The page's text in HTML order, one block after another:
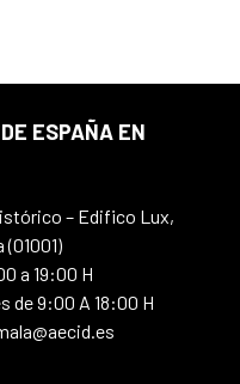
ESPAÑA EN
– Edifico Lux,
a 19:00 H
de 9:00 A 18:00 H